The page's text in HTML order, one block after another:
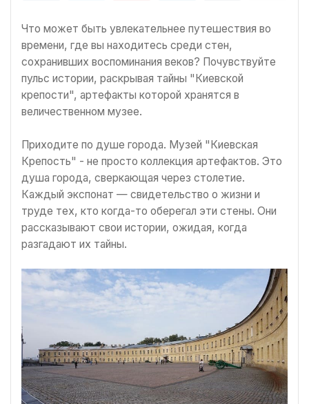
Что может быть увлекательнее путешествия во
времени, где вы находитесь среди стен,
сохранивших воспоминания веков? Почувствуйте
пульс истории, раскрывая тайны "Киевской
крепости", артефакты которой хранятся в
величественном музее.
Приходите по душе города. Музей "Киевская
Крепость" - не просто коллекция артефактов. Это
душа города, сверкающая через столетие.
Каждый экспонат — свидетельство о жизни и
труде тех, кто когда-то оберегал эти стены. Они
рассказывают свои истории, ожидая, когда
разгадают их тайны.